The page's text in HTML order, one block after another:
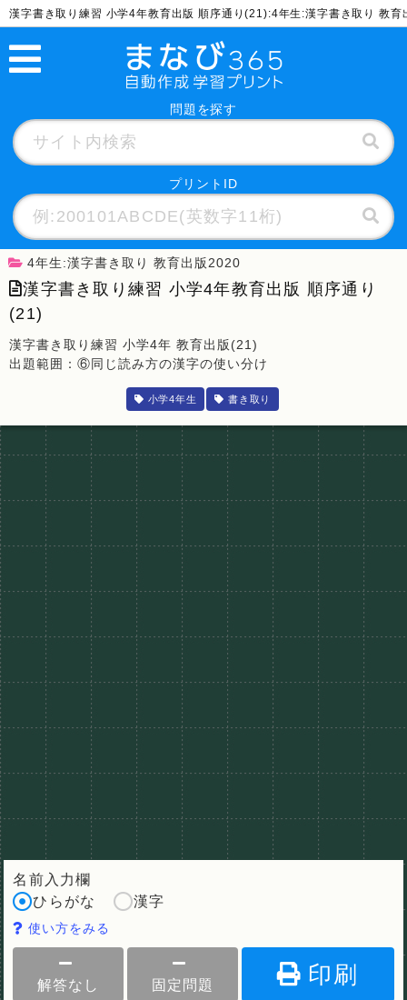
漢字書き取り練習 小学4年教育出版 順序通り(21):4年生:漢字書き取り 教
問題を探す
プリントID
4年生:漢字書き取り 教育出版2020
漢字書き取り練習 小学4年教育出版 順序通り
(21)
漢字書き取り練習 小学4年 教育出版(21)
出題範囲：⑥同じ読み方の漢字の使い分け
小学4年生 書き取り
名前入力欄
ひらがな
漢字
使い方をみる
解答なし 固定問題 印刷